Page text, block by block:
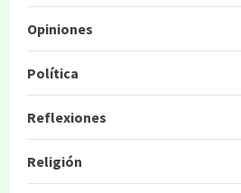
Opiniones
Política
Reflexiones
Religión